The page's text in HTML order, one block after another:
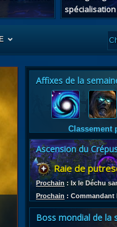
chasseurs
d'armures
Affixes de la
Classement
Ascension du
Raie de
Prochain : Ix le Déchu
Prochain : Commandant
Boss mondial de la